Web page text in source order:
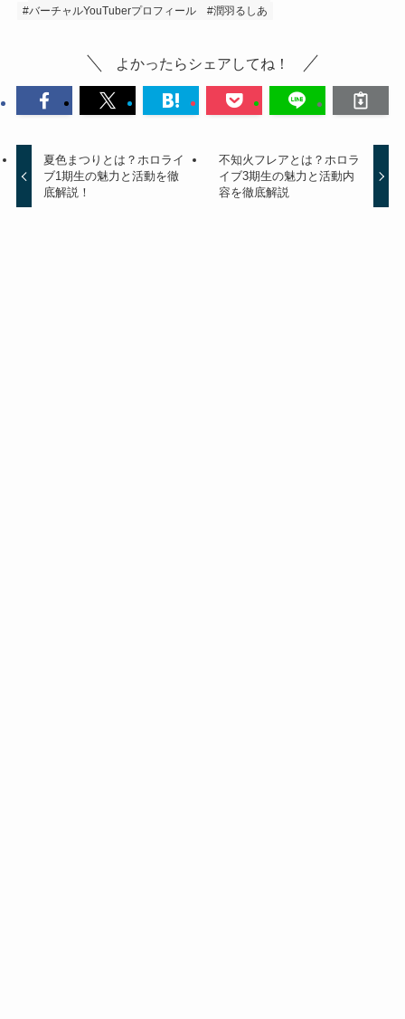
#バーチャルYouTuberプロフィール
#潤羽るしあ
よかったらシェアしてね！
夏色まつりとは？ホロライ
ブ1期生の魅力と活動を徹
底解説！
不知火フレアとは？ホロラ
イブ3期生の魅力と活動内
容を徹底解説